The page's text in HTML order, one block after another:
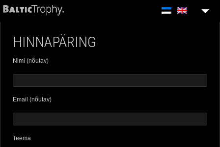
VIDEOGRAAF
KONTAKT
HINNAPÄRING
Nimi (nõutav)
Email (nõutav)
Teema